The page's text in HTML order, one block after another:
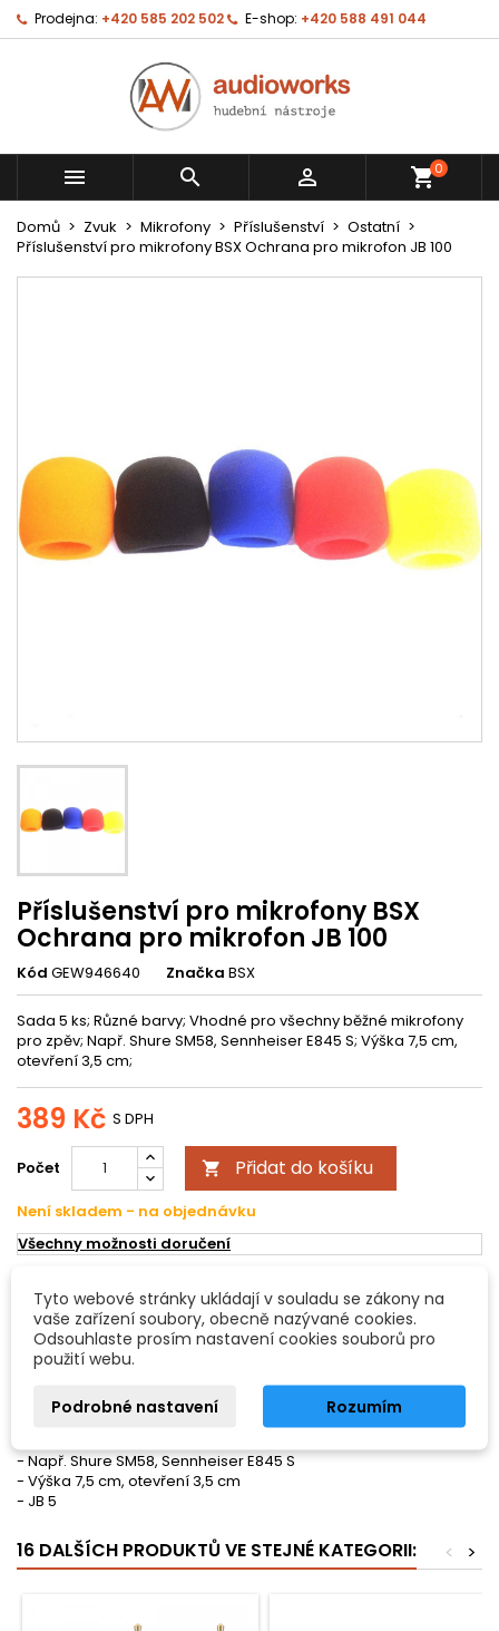
Prodejna: +420 585 202 502 E-shop: +420 588 491 044
   shopping_cart0
Domů Zvuk Mikrofony Příslušenství
Ostatní
Příslušenství pro mikrofony BSX Ochrana pro mikrofon JB 100
Příslušenství pro mikrofony BSX
Ochrana pro mikrofon JB 100
Kód GEW946640 Značka BSX
Sada 5 ks; Různé barvy; Vhodné pro všechny běžné mikrofony
pro zpěv; Např. Shure SM58, Sennheiser E845 S; Výška 7,5 cm,
otevření 3,5 cm;
389 Kč S DPH
Počet  Přidat do košíku
Není skladem - na objednávku
Všechny možnosti doručení
POPIS DETAILY PRODUKTU
Příslušenství pro mikrofony Ochrana pro mikrofon
Sada 5 ks
- Např. Shure SM58, Sennheiser E845 S
- Výška 7,5 cm, otevření 3,5 cm
- JB 5
16 DALŠÍCH PRODUKTŮ VE STEJNÉ KATEGORII: >
<
Tyto webové stránky ukládají v souladu se zákony na
vaše zařízení soubory, obecně nazývané cookies.
Odsouhlaste prosím nastavení cookies souborů pro
použití webu.
Podrobné nastavení Rozumím